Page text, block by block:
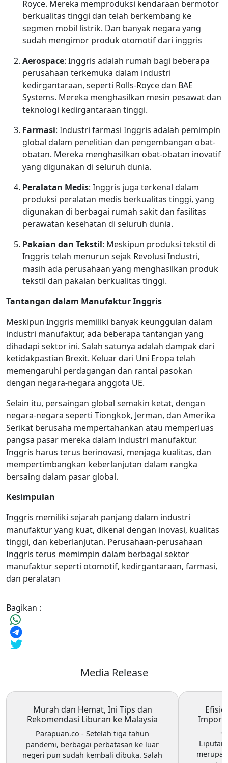
Royce. Mereka memproduksi kendaraan bermotor
berkualitas tinggi dan telah berkembang ke
segmen mobil listrik. Dan banyak negara yang
sudah mengimor produk otomotif dari inggris
Aerospace: Inggris adalah rumah bagi beberapa
perusahaan terkemuka dalam industri
kedirgantaraan, seperti Rolls-Royce dan BAE
Systems. Mereka menghasilkan mesin pesawat dan
teknologi kedirgantaraan tinggi.
Farmasi: Industri farmasi Inggris adalah pemimpin
global dalam penelitian dan pengembangan obat-
obatan. Mereka menghasilkan obat-obatan inovatif
yang digunakan di seluruh dunia.
Peralatan Medis: Inggris juga terkenal dalam
produksi peralatan medis berkualitas tinggi, yang
digunakan di berbagai rumah sakit dan fasilitas
perawatan kesehatan di seluruh dunia.
Pakaian dan Tekstil: Meskipun produksi tekstil di
Inggris telah menurun sejak Revolusi Industri,
masih ada perusahaan yang menghasilkan produk
tekstil dan pakaian berkualitas tinggi.
Tantangan dalam Manufaktur Inggris
Meskipun Inggris memiliki banyak keunggulan dalam
industri manufaktur, ada beberapa tantangan yang
dihadapi sektor ini. Salah satunya adalah dampak dari
ketidakpastian Brexit. Keluar dari Uni Eropa telah
memengaruhi perdagangan dan rantai pasokan
dengan negara-negara anggota UE.
Selain itu, persaingan global semakin ketat, dengan
negara-negara seperti Tiongkok, Jerman, dan Amerika
Serikat berusaha mempertahankan atau memperluas
pangsa pasar mereka dalam industri manufaktur.
Inggris harus terus berinovasi, menjaga kualitas, dan
mempertimbangkan keberlanjutan dalam rangka
bersaing dalam pasar global.
Kesimpulan
Inggris memiliki sejarah panjang dalam industri
manufaktur yang kuat, dikenal dengan inovasi, kualitas
tinggi, dan keberlanjutan. Perusahaan-perusahaan
Inggris terus memimpin dalam berbagai sektor
manufaktur seperti otomotif, kedirgantaraan, farmasi,
dan peralatan
Bagikan :
Media Release
Murah dan Hemat, Ini Tips dan
Rekomendasi Liburan ke Malaysia
Parapuan.co - Setelah tiga tahun
pandemi, berbagai perbatasan ke luar
negeri pun sudah kembali dibuka. Salah
Impor